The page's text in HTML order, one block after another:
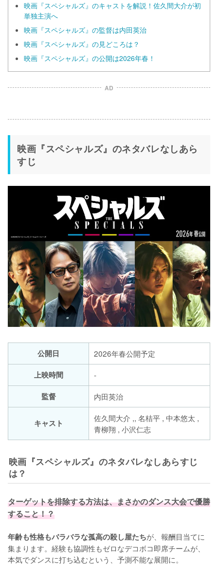
映画『スペシャルズ』のキャストを解説！佐久間大介が初
単独主演へ
映画『スペシャルズ』の監督は内田英治
映画『スペシャルズ』の見どころは？
映画『スペシャルズ』の公開は2026年春！
AD
映画『スペシャルズ』のネタバレなしあら
すじ
公開日
2026年春公開予定
上映時間
-
監督
内田英治
キャスト
佐久間大介 ,, 名桔平 , 中本悠太 ,
青柳翔 , 小沢仁志
映画『スペシャルズ』のネタバレなしあらすじ
は？
ターゲットを排除する方法は、まさかのダンス大会で優勝
すること！？
年齢も性格もバラバラな孤高の殺し屋たちが、報酬目当てに
集まります。経験も協調性もゼロなデコボコ即席チームが、
本気でダンスに打ち込むという、予測不能な展開に。